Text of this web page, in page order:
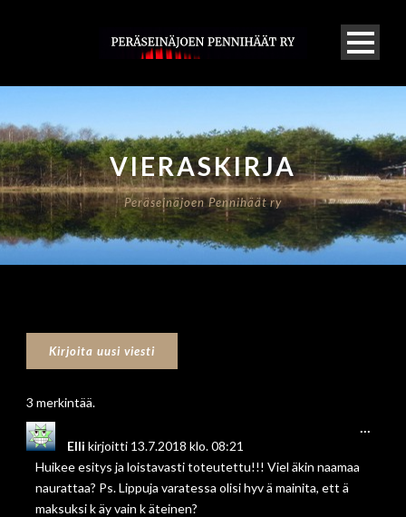
VIERASKIRJA
Peräseinäjoen Pennihäät ry
3 merkintää.
Elli kirjoitti 13.7.2018 klo.08:21
Huikee esitys ja loistavasti toteutettu!!! Viel äkin naamaa
naurattaa? Ps. Lippuja varatessa olisi hyv ä mainita, ett ä
maksuksi k äy vain k äteinen?
...